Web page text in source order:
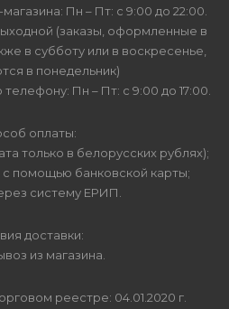
Пн – Пт: с 9:00 до 22:00.
(заказы, оформленные в
в субботу или в воскресенье,
в понедельник)
Пн – Пт: с 9:00 до 17:00.
оплаты:
только в белорусских рублях);
помощью банковской карты;
систему ЕРИП.
доставки:
из магазина.
реестре: 04.01.2020 г.